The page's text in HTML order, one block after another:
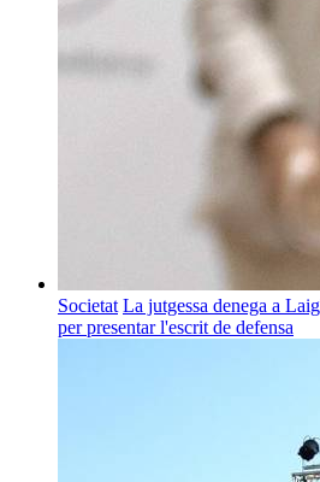
Societat La jutgessa denega a
per presentar l'escrit de defensa